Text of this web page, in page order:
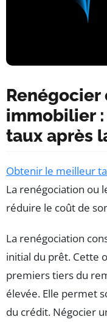
immobilier
taux après
Obtenir le meilleur
La renégociation ou
réduire le coût de
La renégociation
initial du prêt. Cette
premiers tiers du
élevée. Elle permet
du crédit. Négocier